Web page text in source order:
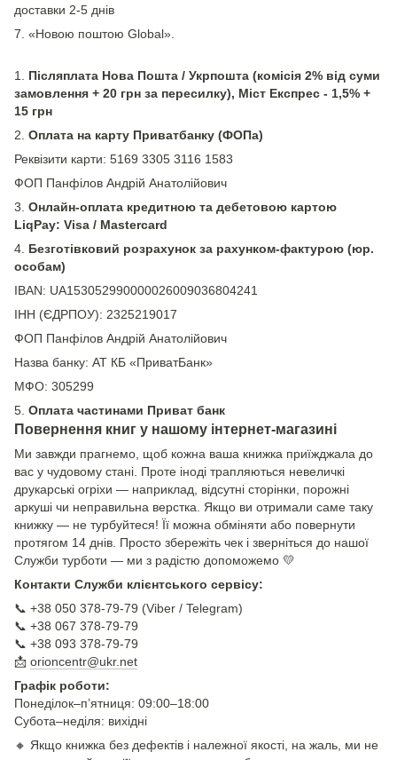
доставки 2-5 днів
7. «Новою поштою Global».
1. Післяплата Нова Пошта / Укрпошта (комісія 2% від суми
замовлення + 20 грн за пересилку), Міст Експрес - 1,5% +
15 грн
2. Оплата на карту Приватбанку (ФОПа)
Реквізити карти: 5169 3305 3116 1583
ФОП Панфілов Андрій Анатолійович
3. Онлайн-оплата кредитною та дебетовою картою
LiqPay: Visa / Mastercard
4. Безготівковий розрахунок за рахунком-фактурою (юр.
особам)
IBAN: UA153052990000026009036804241
ІНН (ЄДРПОУ): 2325219017
ФОП Панфілов Андрій Анатолійович
Назва банку: АТ КБ «ПриватБанк»
МФО: 305299
5. Оплата частинами Приват банк
Повернення книг у нашому інтернет-магазині
Ми завжди прагнемо, щоб кожна ваша книжка приїжджала до
вас у чудовому стані. Проте іноді трапляються невеличкі
друкарські огріхи — наприклад, відсутні сторінки, порожні
аркуші чи неправильна верстка. Якщо ви отримали саме таку
книжку — не турбуйтеся! Її можна обміняти або повернути
протягом 14 днів. Просто збережіть чек і зверніться до нашої
Служби турботи — ми з радістю допоможемо 💛
Контакти Служби клієнтського сервісу:
📞 +38 050 378-79-79 (Viber / Telegram)
📞 +38 067 378-79-79
📞 +38 093 378-79-79
📩 orioncentr@ukr.net
Графік роботи:
Понеділок–п’ятниця: 09:00–18:00
Субота–неділя: вихідні
🔸 Якщо книжка без дефектів і належної якості, на жаль, ми не